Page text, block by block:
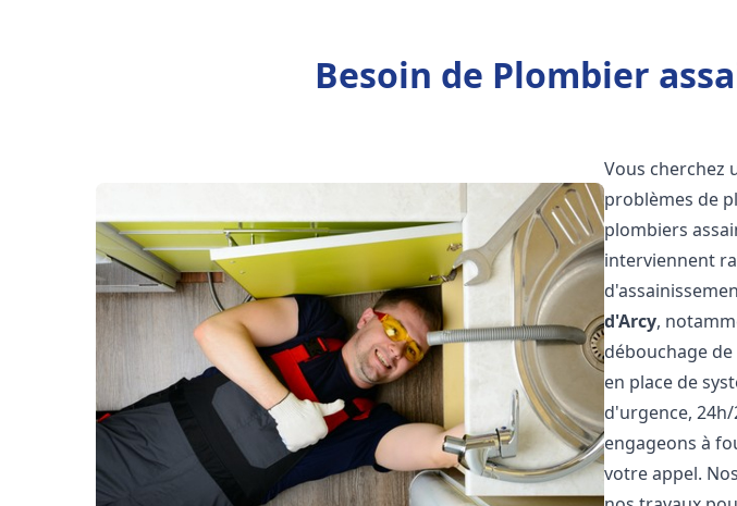
Besoin de Plombier
Vous cherchez
problèmes de
plombiers
interviennent
d'Arcy,
débouchage
en place de
d'urgence,
engageons à
votre appel.